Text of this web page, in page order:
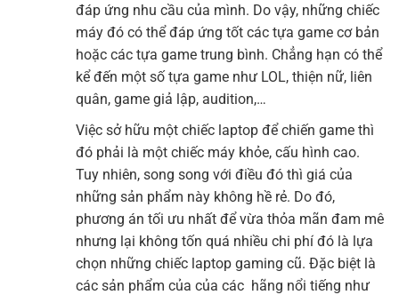
đáp ứng nhu cầu của mình. Do vậy, những chiếc
máy đó có thể đáp ứng tốt các tựa game cơ bản
hoặc các tựa game trung bình. Chẳng hạn có thể
kể đến một số tựa game như LOL, thiện nữ, liên
quân, game giả lập, audition,…
Việc sở hữu một chiếc laptop để chiến game thì
đó phải là một chiếc máy khỏe, cấu hình cao.
Tuy nhiên, song song với điều đó thì giá của
những sản phẩm này không hề rẻ. Do đó,
phương án tối ưu nhất để vừa thỏa mãn đam mê
nhưng lại không tốn quá nhiều chi phí đó là lựa
chọn những chiếc laptop gaming cũ. Đặc biệt là
các sản phẩm của của các hãng nổi tiếng như